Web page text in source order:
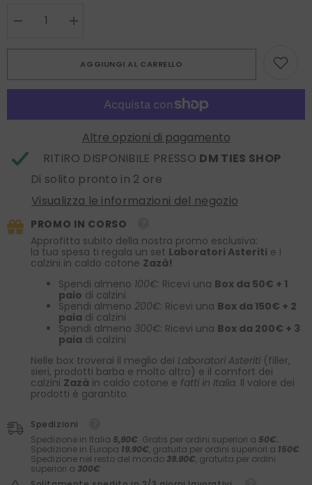
Diminuire
quantità
JAMIE
in
stampata
Aumenta
quantità
Sciarpa
JAMIE
in
stampata
caldo
AGGIUNGI AL CARRELLO
Altre opzioni di pagamento
RITIRO DISPONIBILE PRESSO DM TIES SHOP
Di solito pronto in 2 ore
Visualizza le informazioni del negozio
PROMO IN CORSO
Approfitta subito della nostra promo esclusiva:
la tua spesa ti regala un set Laboratori Asteriti e i
calzini in caldo cotone Zazà!
Spendi almeno 100€: Ricevi una Box da 50€ + 1
paio di calzini
Spendi almeno 200€: Ricevi una Box da 150€ + 2
paia di calzini
Spendi almeno 300€: Ricevi una Box da 200€ + 3
paia di calzini
Nelle box troverai il meglio dei Laboratori Asteriti (filler,
sieri, prodotti barba e molto altro) e il comfort dei
calzini Zazà in caldo cotone e fatti in Italia. Il valore dei
prodotti è garantito.
Spedizioni
Spedizione in Italia 5,90€. Gratis per ordini superiori a 50€.
Spedizione in Europa 19.90€, gratuita per ordini superiori a 150€.
Spedizione nel resto del mondo 39.90€, gratuita per ordini
superiori a 300€